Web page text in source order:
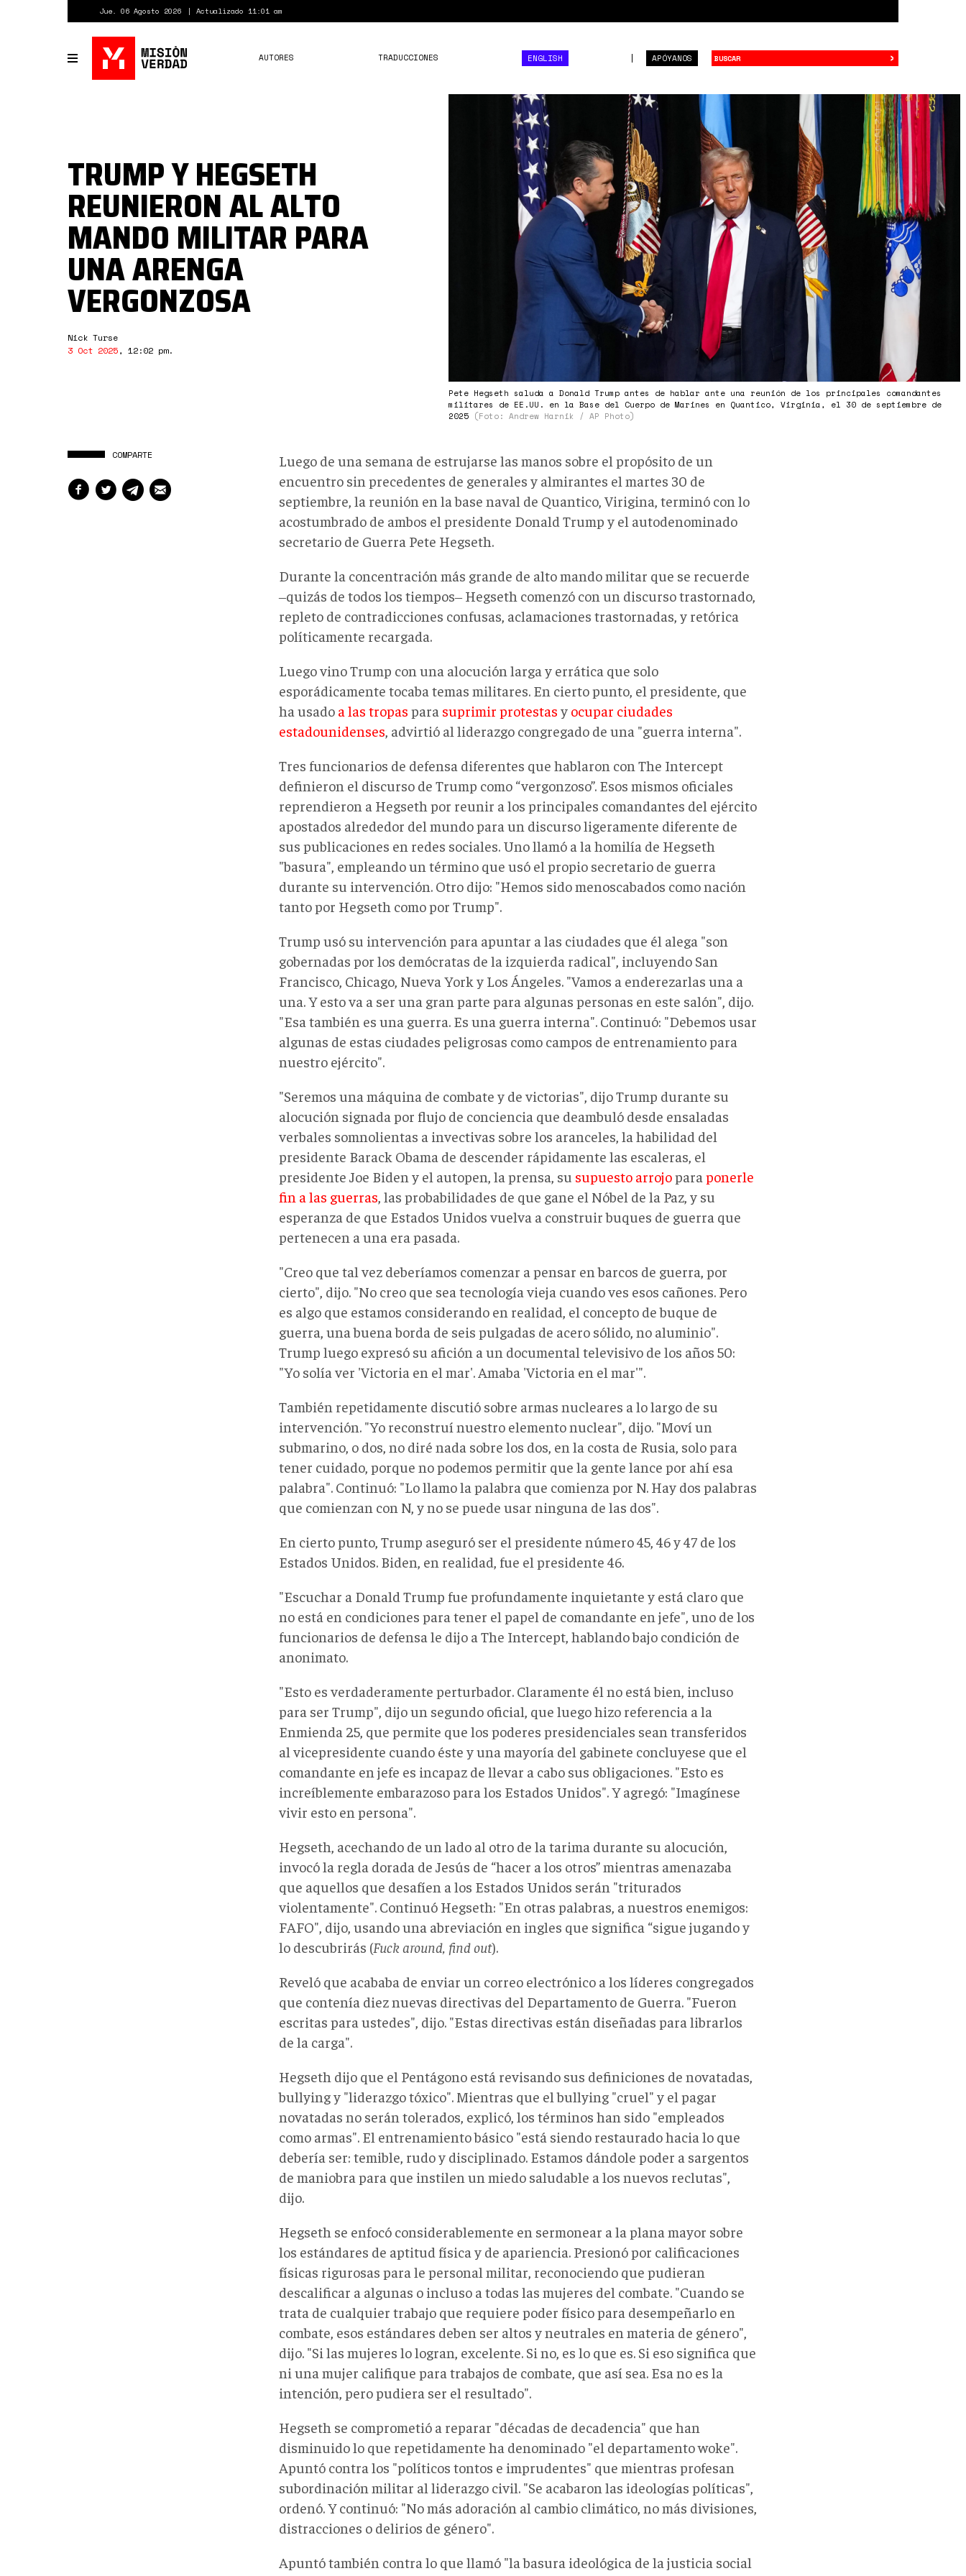
Jue. 06 Agosto 2026 Actualizado 11:01 am
Toggle
navigation
APÓYANOS
AUTORES TRADUCCIONES ENGLISH ›
Pete Hegseth saluda a Donald Trump antes de hablar ante una reunión de los principales comandantes
militares de EE.UU. en la Base del Cuerpo de Marines en Quantico, Virginia, el 30 de septiembre de
2025 (Foto: Andrew Harnik / AP Photo)
TRUMP Y HEGSETH
REUNIERON AL ALTO
MANDO MILITAR PARA
UNA ARENGA
VERGONZOSA
Nick Turse
3 Oct 2025, 12:02 pm.
COMPARTE
Luego de una semana de estrujarse las manos sobre el propósito de un
encuentro sin precedentes de generales y almirantes el martes 30 de
septiembre, la reunión en la base naval de Quantico, Virigina, terminó con lo
acostumbrado de ambos el presidente Donald Trump y el autodenominado
secretario de Guerra Pete Hegseth.
Durante la concentración más grande de alto mando militar que se recuerde
‒quizás de todos los tiempos‒ Hegseth comenzó con un discurso trastornado,
repleto de contradicciones confusas, aclamaciones trastornadas, y retórica
políticamente recargada.
Luego vino Trump con una alocución larga y errática que solo
esporádicamente tocaba temas militares. En cierto punto, el presidente, que
ha usado a las tropas para suprimir protestas y ocupar ciudades
estadounidenses, advirtió al liderazgo congregado de una "guerra interna".
Tres funcionarios de defensa diferentes que hablaron con The Intercept
definieron el discurso de Trump como “vergonzoso”. Esos mismos oficiales
reprendieron a Hegseth por reunir a los principales comandantes del ejército
apostados alrededor del mundo para un discurso ligeramente diferente de
sus publicaciones en redes sociales. Uno llamó a la homilía de Hegseth
"basura", empleando un término que usó el propio secretario de guerra
durante su intervención. Otro dijo: "Hemos sido menoscabados como nación
tanto por Hegseth como por Trump".
Trump usó su intervención para apuntar a las ciudades que él alega "son
gobernadas por los demócratas de la izquierda radical", incluyendo San
Francisco, Chicago, Nueva York y Los Ángeles. "Vamos a enderezarlas una a
una. Y esto va a ser una gran parte para algunas personas en este salón", dijo.
"Esa también es una guerra. Es una guerra interna". Continuó: "Debemos usar
algunas de estas ciudades peligrosas como campos de entrenamiento para
nuestro ejército".
"Seremos una máquina de combate y de victorias", dijo Trump durante su
alocución signada por flujo de conciencia que deambuló desde ensaladas
verbales somnolientas a invectivas sobre los aranceles, la habilidad del
presidente Barack Obama de descender rápidamente las escaleras, el
presidente Joe Biden y el autopen, la prensa, su supuesto arrojopara ponerle
fin a las guerras, las probabilidades de que gane el Nóbel de la Paz, y su
esperanza de que Estados Unidos vuelva a construir buques de guerra que
pertenecen a una era pasada.
"Creo que tal vez deberíamos comenzar a pensar en barcos de guerra, por
cierto", dijo. "No creo que sea tecnología vieja cuando ves esos cañones. Pero
es algo que estamos considerando en realidad, el concepto de buque de
guerra, una buena borda de seis pulgadas de acero sólido, no aluminio".
Trump luego expresó su afición a un documental televisivo de los años 50:
"Yo solía ver 'Victoria en el mar'. Amaba 'Victoria en el mar'".
También repetidamente discutió sobre armas nucleares a lo largo de su
intervención. "Yo reconstruí nuestro elemento nuclear", dijo. "Moví un
submarino, o dos, no diré nada sobre los dos, en la costa de Rusia, solo para
tener cuidado, porque no podemos permitir que la gente lance por ahí esa
palabra". Continuó: "Lo llamo la palabra que comienza por N. Hay dos palabras
que comienzan con N, y no se puede usar ninguna de las dos".
En cierto punto, Trump aseguró ser el presidente número 45, 46 y 47 de los
Estados Unidos. Biden, en realidad, fue el presidente 46.
"Escuchar a Donald Trump fue profundamente inquietante y está claro que
no está en condiciones para tener el papel de comandante en jefe", uno de los
funcionarios de defensa le dijo a The Intercept, hablando bajo condición de
anonimato.
"Esto es verdaderamente perturbador. Claramente él no está bien, incluso
para ser Trump", dijo un segundo oficial, que luego hizo referencia a la
Enmienda 25, que permite que los poderes presidenciales sean transferidos
al vicepresidente cuando éste y una mayoría del gabinete concluyese que el
comandante en jefe es incapaz de llevar a cabo sus obligaciones. "Esto es
increíblemente embarazoso para los Estados Unidos". Y agregó: "Imagínese
vivir esto en persona".
Hegseth, acechando de un lado al otro de la tarima durante su alocución,
invocó la regla dorada de Jesús de “hacer a los otros” mientras amenazaba
que aquellos que desafíen a los Estados Unidos serán "triturados
violentamente". Continuó Hegseth: "En otras palabras, a nuestros enemigos:
FAFO", dijo, usando una abreviación en ingles que significa “sigue jugando y
lo descubrirás (Fuck around, find out).
Reveló que acababa de enviar un correo electrónico a los líderes congregados
que contenía diez nuevas directivas del Departamento de Guerra. "Fueron
escritas para ustedes", dijo. "Estas directivas están diseñadas para librarlos
de la carga".
Hegseth dijo que el Pentágono está revisando sus definiciones de novatadas,
bullying y "liderazgo tóxico". Mientras que el bullying "cruel" y el pagar
novatadas no serán tolerados, explicó, los términos han sido "empleados
como armas". El entrenamiento básico "está siendo restaurado hacia lo que
debería ser: temible, rudo y disciplinado. Estamos dándole poder a sargentos
de maniobra para que instilen un miedo saludable a los nuevos reclutas",
dijo.
Hegseth se enfocó considerablemente en sermonear a la plana mayor sobre
los estándares de aptitud física y de apariencia. Presionó por calificaciones
físicas rigurosas para le personal militar, reconociendo que pudieran
descalificar a algunas o incluso a todas las mujeres del combate. "Cuando se
trata de cualquier trabajo que requiere poder físico para desempeñarlo en
combate, esos estándares deben ser altos y neutrales en materia de género",
dijo. "Si las mujeres lo logran, excelente. Si no, es lo que es. Si eso significa que
ni una mujer califique para trabajos de combate, que así sea. Esa no es la
intención, pero pudiera ser el resultado".
Hegseth se comprometió a reparar "décadas de decadencia" que han
disminuido lo que repetidamente ha denominado "el departamento woke".
Apuntó contra los "políticos tontos e imprudentes" que mientras profesan
subordinación militar al liderazgo civil. "Se acabaron las ideologías políticas",
ordenó. Y continuó: "No más adoración al cambio climático, no más divisiones,
distracciones o delirios de género".
Apuntó también contra lo que llamó "la basura ideológica de la justicia social